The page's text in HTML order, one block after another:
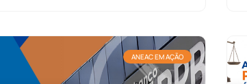
ANEAC EM AÇÃO